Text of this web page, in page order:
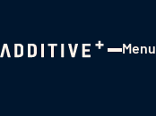
Menu